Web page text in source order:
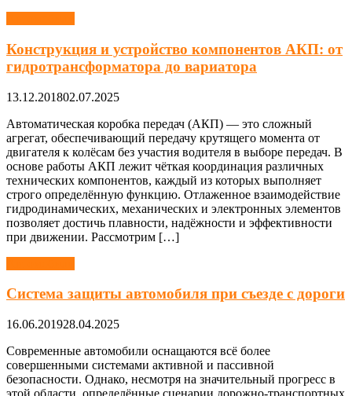
Конструкция и устройство компонентов АКП: от
гидротрансформатора до вариатора
13.12.201802.07.2025
Автоматическая коробка передач (АКП) — это сложный
агрегат, обеспечивающий передачу крутящего момента от
двигателя к колёсам без участия водителя в выборе передач. В
основе работы АКП лежит чёткая координация различных
технических компонентов, каждый из которых выполняет
строго определённую функцию. Отлаженное взаимодействие
гидродинамических, механических и электронных элементов
позволяет достичь плавности, надёжности и эффективности
при движении. Рассмотрим […]
Система защиты автомобиля при съезде с дороги
16.06.201928.04.2025
Современные автомобили оснащаются всё более
совершенными системами активной и пассивной
безопасности. Однако, несмотря на значительный прогресс в
этой области, определённые сценарии дорожно-транспортных